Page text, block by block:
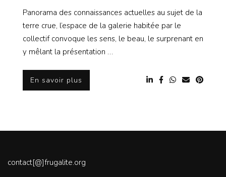
Panorama des connaissances actuelles au sujet de la
terre crue, l’espace de la galerie habitée par le
collectif convoque les sens, le beau, le surprenant en
y mêlant la présentation …
En savoir plus
contact[@]frugalite.org